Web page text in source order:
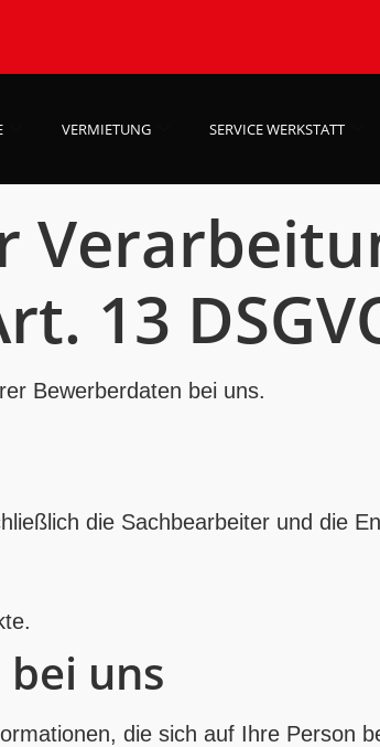
VERMIETUNG SERVICE WERKSTATT
13
Bewerberdaten bei uns.
die Sachbearbeiter und die
uns
die sich auf Ihre Person